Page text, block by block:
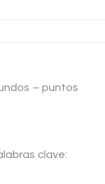
– puntos
clave: